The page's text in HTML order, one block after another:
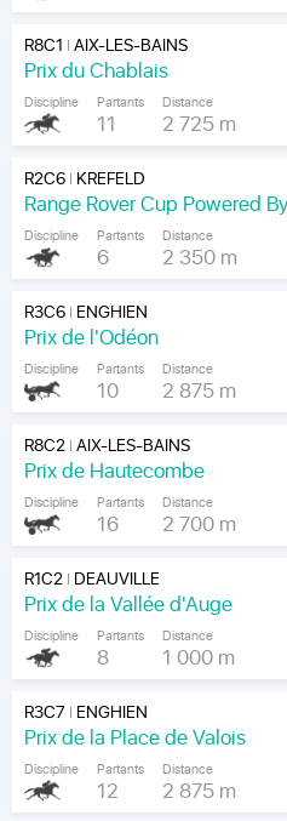
R8C1 |AIX-LES-BAINS
Prix du Chablais
Discipline Partants
11
Distance
2 725 m
R2C6| KREFELD
Range Rover Cup Powered
Discipline Partants
6
Distance
2 350 m
R3C6| ENGHIEN
Prix de l'Odéon
Discipline Partants
10
Distance
2 875 m
R8C2|AIX-LES-BAINS
Prix de Hautecombe
Discipline Partants
16
Distance
2 700 m
R1C2| DEAUVILLE
Prix de la Vallée d'Auge
Discipline Partants
8
Distance
1 000 m
R3C7 | ENGHIEN
Prix de la Place de Valois
Discipline Partants
12
Distance
2 875 m